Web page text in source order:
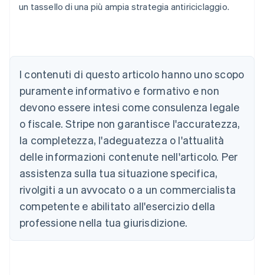
un tassello di una più ampia strategia antiriciclaggio.
I contenuti di questo articolo hanno uno scopo
puramente informativo e formativo e non
devono essere intesi come consulenza legale
o fiscale. Stripe non garantisce l'accuratezza,
la completezza, l'adeguatezza o l'attualità
delle informazioni contenute nell'articolo. Per
assistenza sulla tua situazione specifica,
rivolgiti a un avvocato o a un commercialista
competente e abilitato all'esercizio della
professione nella tua giurisdizione.
English
Austria
Deutsch English
Belgio
NederlandsFrançaisDeutschEnglish
PortuguêsEnglish
Bulgaria
English
Canada
English Français
Cina continentale
Cipro
English